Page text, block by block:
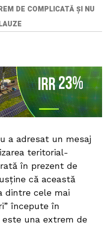
DE COMPLICATĂ ȘI NU
a adresat un mesaj
teritorial-
în prezent de
că această
dintre cele mai
începute în
este una extrem de